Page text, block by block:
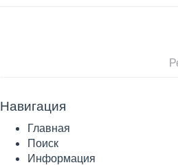
Навигация
Главная
Поиск
Информация